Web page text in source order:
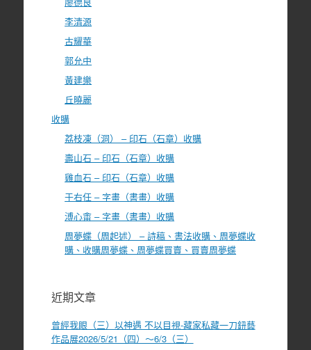
李清源
古耀華
郭允中
黃建樂
丘曉麗
收購
荔枝凍（洞） – 印石（石章）收購
壽山石 – 印石（石章）收購
雞血石 – 印石（石章）收購
于右任 – 字畫（書畫）收購
溥心畬 – 字畫（書畫）收購
周夢蝶（周起述） – 詩稿、書法收購、周夢蝶收
購、收購周夢蝶、周夢蝶買賣、買賣周夢蝶
近期文章
曾經我眼（三）以神遇 不以目視-藏家私藏一刀鈕藝
作品展2026/5/21（四）～6/3（三）